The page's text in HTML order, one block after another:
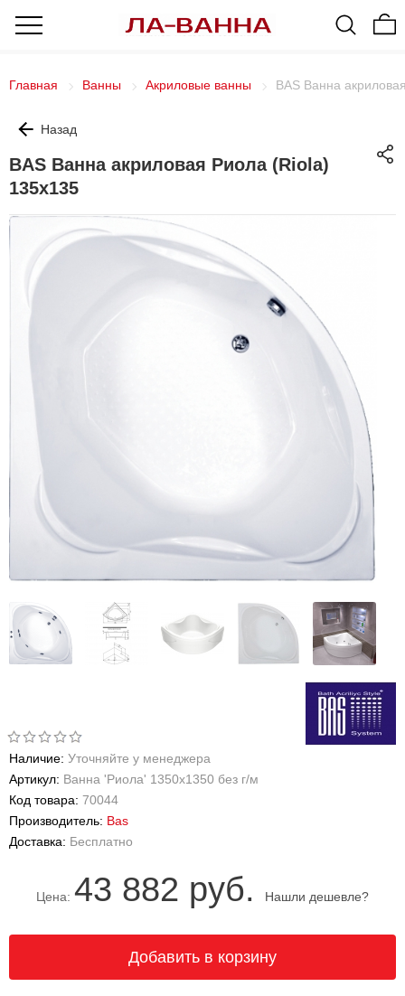
Главная Ванны Акриловые ванны BAS Ванна
Назад
BAS Ванна акриловая Риола (Riola)
135x135
Наличие: Уточняйте у менеджера
Артикул: Ванна 'Риола' 1350х1350 без г/м
Код товара: 70044
Производитель: Bas
Доставка: Бесплатно
Цена: 43 882 руб. Нашли дешевле?